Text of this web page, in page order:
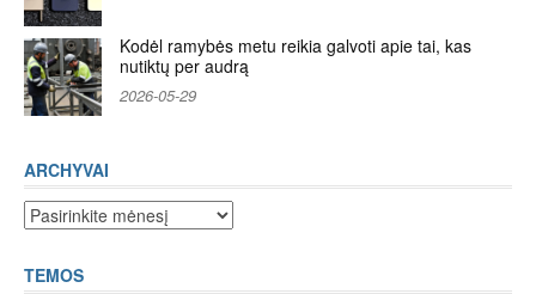
Kodėl ramybės metu reikia galvoti apie tai, kas
nutiktų per audrą
2026-05-29
ARCHYVAI
Archyvai
TEMOS